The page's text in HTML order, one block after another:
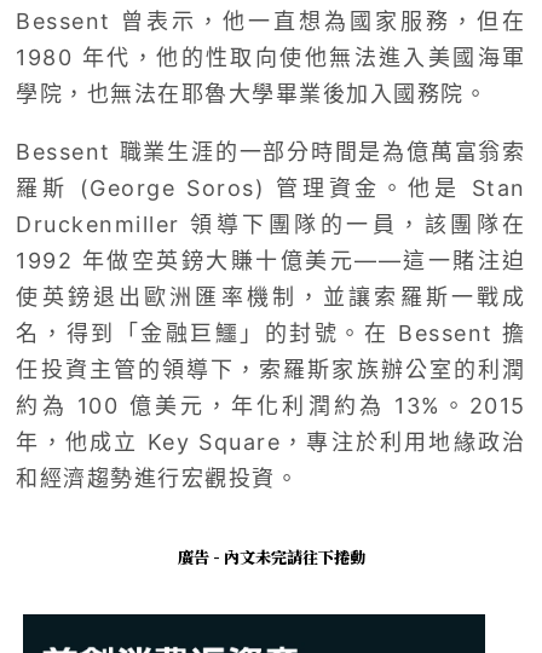
Bessent 曾表示，他一直想為國家服務，但在
1980 年代，他的性取向使他無法進入美國海軍
學院，也無法在耶魯大學畢業後加入國務院。
Bessent 職業生涯的一部分時間是為億萬富翁索
羅斯 (George Soros) 管理資金。他是 Stan
Druckenmiller 領導下團隊的一員，該團隊在
1992 年做空英鎊大賺十億美元——這一賭注迫
使英鎊退出歐洲匯率機制，並讓索羅斯一戰成
名，得到「金融巨鱷」的封號。在 Bessent 擔
任投資主管的領導下，索羅斯家族辦公室的利潤
約為 100 億美元，年化利潤約為 13%。2015
年，他成立 Key Square，專注於利用地緣政治
和經濟趨勢進行宏觀投資。
廣告 - 內文未完請往下捲動